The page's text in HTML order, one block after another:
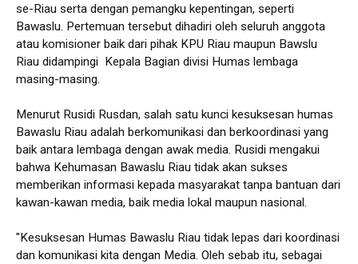
se-Riau serta dengan pemangku kepentingan, seperti
Bawaslu. Pertemuan tersebut dihadiri oleh seluruh anggota
atau komisioner baik dari pihak KPU Riau maupun Bawslu
Riau didampingi Kepala Bagian divisi Humas lembaga
masing-masing.
Menurut Rusidi Rusdan, salah satu kunci kesuksesan humas
Bawaslu Riau adalah berkomunikasi dan berkoordinasi yang
baik antara lembaga dengan awak media. Rusidi mengakui
bahwa Kehumasan Bawaslu Riau tidak akan sukses
memberikan informasi kepada masyarakat tanpa bantuan dari
kawan-kawan media, baik media lokal maupun nasional.
"Kesuksesan Humas Bawaslu Riau tidak lepas dari koordinasi
dan komunikasi kita dengan Media. Oleh sebab itu, sebagai